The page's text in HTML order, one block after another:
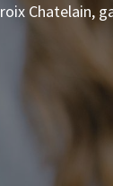
Chatelain,